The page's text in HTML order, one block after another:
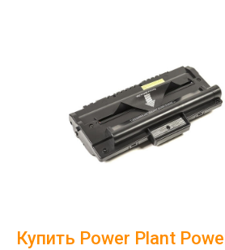
Купить Power Plant